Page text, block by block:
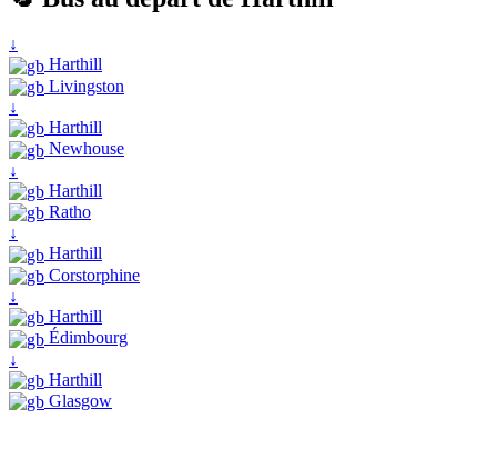
↓
Harthill
Livingston
↓
Harthill
Newhouse
↓
Harthill
Ratho
↓
Harthill
Corstorphine
↓
Harthill
Édimbourg
↓
Harthill
Glasgow